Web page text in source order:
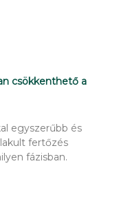
csökkenthető a
egyszerűbb és
fertőzés
fázisban.